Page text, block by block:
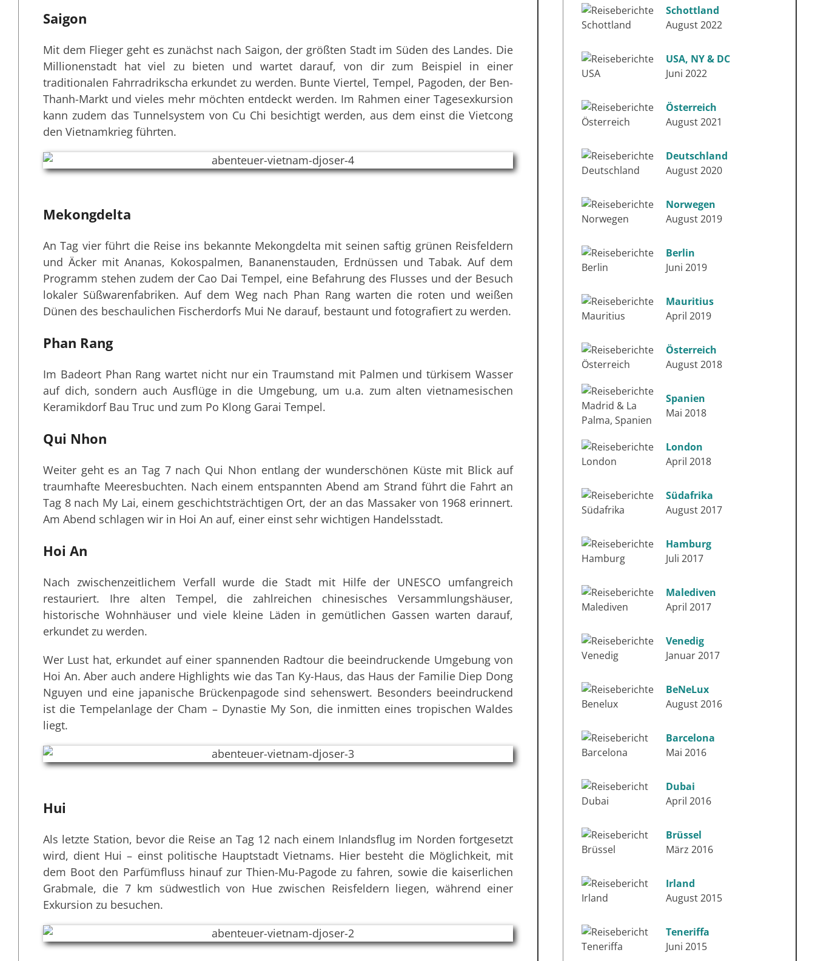
Saigon
Mit dem Flieger geht es zunächst nach Saigon, der größten Stadt im Süden des Landes. Die
Millionenstadt hat viel zu bieten und wartet darauf, von dir zum Beispiel in einer
traditionalen Fahrradrikscha erkundet zu werden. Bunte Viertel, Tempel, Pagoden, der Ben-
Thanh-Markt und vieles mehr möchten entdeckt werden. Im Rahmen einer Tagesexkursion
kann zudem das Tunnelsystem von Cu Chi besichtigt werden, aus dem einst die Vietcong
den Vietnamkrieg führten.
Mekongdelta
An Tag vier führt die Reise ins bekannte Mekongdelta mit seinen saftig grünen Reisfeldern
und Äcker mit Ananas, Kokospalmen, Bananenstauden, Erdnüssen und Tabak. Auf dem
Programm stehen zudem der Cao Dai Tempel, eine Befahrung des Flusses und der Besuch
lokaler Süßwarenfabriken. Auf dem Weg nach Phan Rang warten die roten und weißen
Dünen des beschaulichen Fischerdorfs Mui Ne darauf, bestaunt und fotografiert zu werden.
Phan Rang
Im Badeort Phan Rang wartet nicht nur ein Traumstand mit Palmen und türkisem Wasser
auf dich, sondern auch Ausflüge in die Umgebung, um u.a. zum alten vietnamesischen
Keramikdorf Bau Truc und zum Po Klong Garai Tempel.
Qui Nhon
Weiter geht es an Tag 7 nach Qui Nhon entlang der wunderschönen Küste mit Blick auf
traumhafte Meeresbuchten. Nach einem entspannten Abend am Strand führt die Fahrt an
Tag 8 nach My Lai, einem geschichtsträchtigen Ort, der an das Massaker von 1968 erinnert.
Am Abend schlagen wir in Hoi An auf, einer einst sehr wichtigen Handelsstadt.
Hoi An
Nach zwischenzeitlichem Verfall wurde die Stadt mit Hilfe der UNESCO umfangreich
restauriert. Ihre alten Tempel, die zahlreichen chinesisches Versammlungshäuser,
historische Wohnhäuser und viele kleine Läden in gemütlichen Gassen warten darauf,
erkundet zu werden.
Wer Lust hat, erkundet auf einer spannenden Radtour die beeindruckende Umgebung von
Hoi An. Aber auch andere Highlights wie das Tan Ky-Haus, das Haus der Familie Diep Dong
Nguyen und eine japanische Brückenpagode sind sehenswert. Besonders beeindruckend
ist die Tempelanlage der Cham – Dynastie My Son, die inmitten eines tropischen Waldes
liegt.
Hui
Als letzte Station, bevor die Reise an Tag 12 nach einem Inlandsflug im Norden fortgesetzt
wird, dient Hui – einst politische Hauptstadt Vietnams. Hier besteht die Möglichkeit, mit
dem Boot den Parfümfluss hinauf zur Thien-Mu-Pagode zu fahren, sowie die kaiserlichen
Grabmale, die 7 km südwestlich von Hue zwischen Reisfeldern liegen, während einer
Exkursion zu besuchen.
Schottland
August 2022
USA, NY & DC
Juni 2022
Österreich
August 2021
Deutschland
August 2020
Norwegen
August 2019
Berlin
Juni 2019
Mauritius
April 2019
Österreich
August 2018
Spanien
Mai 2018
London
April 2018
Südafrika
August 2017
Hamburg
Juli 2017
Malediven
April 2017
Venedig
Januar 2017
BeNeLux
August 2016
Barcelona
Mai 2016
Dubai
April 2016
Brüssel
März 2016
Irland
August 2015
Teneriffa
Juni 2015